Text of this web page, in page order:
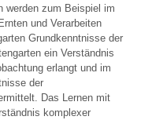
werden zum Beispiel im
und Verarbeiten
Grundkenntnisse der
ein Verständnis
erlangt und im
der
Das Lernen mit
komplexer